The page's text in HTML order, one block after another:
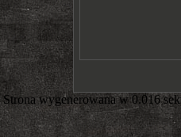
Strona wygenerowana w 0.016